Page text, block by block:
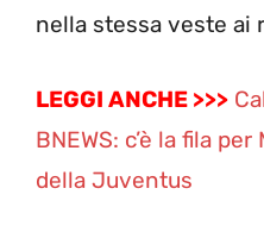
nella stessa veste ai
LEGGI ANCHE >>>
BNEWS: c’è la fila
della Juventus